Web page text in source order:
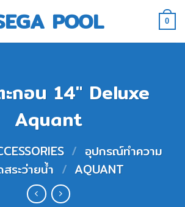
POOL 0
กอน 14″ Deluxe
Aquant
/ อุปกรณ์ทำความ
สระว่ายน้ำ / AQUANT